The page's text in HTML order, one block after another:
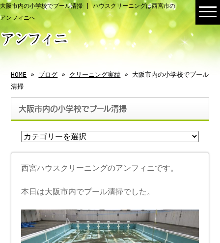
大阪市内の小学校でプール清掃 | ハウスクリーニングは西宮市の
アンフィニへ
HOME » ブログ » クリーニング実績 » 大阪市内の小学校でプール
清掃
大阪市内の小学校でプール清掃
西宮ハウスクリーニングのアンフィニです。
本日は大阪市内でプール清掃でした。